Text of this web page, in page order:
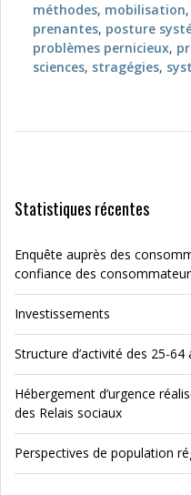
méthodes, mobilisation,
prenantes, posture
problèmes pernicieux,
sciences, stragégies,
Statistiques récentes
Enquête auprès des
confiance des
Investissements
Structure d’activité des 25-
Hébergement d’urgence
des Relais sociaux
Perspectives de population